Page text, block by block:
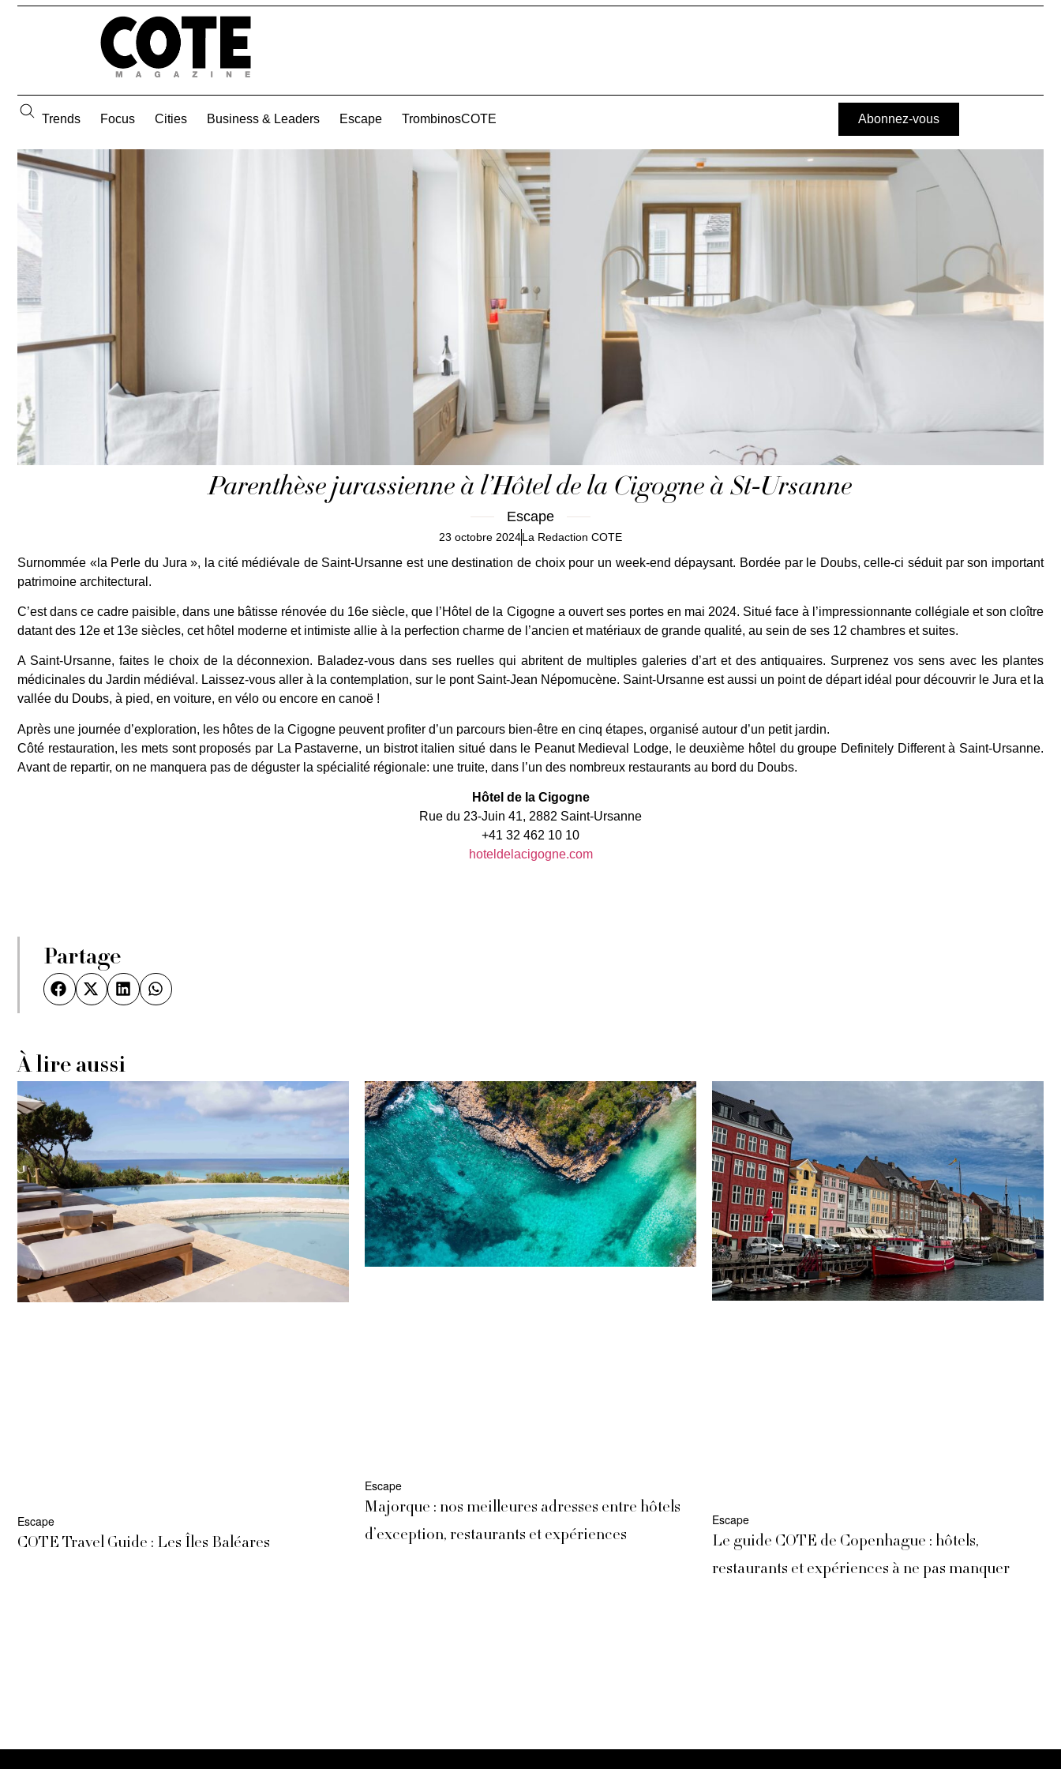
Trends Focus Cities Business & Leaders Escape TrombinosCOTE Abonnez-vous
Parenthèse jurassienne à l’Hôtel de la Cigogne à St-Ursanne
Escape
23 octobre 2024La Redaction COTE
Surnommée «la Perle du Jura », la cité médiévale de Saint-Ursanne est une destination de choix pour un week-end dépaysant. Bordée par le Doubs, celle-ci séduit par son important
patrimoine architectural.
C’est dans ce cadre paisible, dans une bâtisse rénovée du 16e siècle, que l’Hôtel de la Cigogne a ouvert ses portes en mai 2024. Situé face à l’impressionnante collégiale et son cloître
datant des 12e et 13e siècles, cet hôtel moderne et intimiste allie à la perfection charme de l’ancien et matériaux de grande qualité, au sein de ses 12 chambres et suites.
A Saint-Ursanne, faites le choix de la déconnexion. Baladez-vous dans ses ruelles qui abritent de multiples galeries d’art et des antiquaires. Surprenez vos sens avec les plantes
médicinales du Jardin médiéval. Laissez-vous aller à la contemplation, sur le pont Saint-Jean Népomucène. Saint-Ursanne est aussi un point de départ idéal pour découvrir le Jura et la
vallée du Doubs, à pied, en voiture, en vélo ou encore en canoë !
Après une journée d’exploration, les hôtes de la Cigogne peuvent profiter d’un parcours bien-être en cinq étapes, organisé autour d’un petit jardin.
Côté restauration, les mets sont proposés par La Pastaverne, un bistrot italien situé dans le Peanut Medieval Lodge, le deuxième hôtel du groupe Definitely Different à Saint-Ursanne.
Avant de repartir, on ne manquera pas de déguster la spécialité régionale: une truite, dans l’un des nombreux restaurants au bord du Doubs.
Hôtel de la Cigogne
Rue du 23-Juin 41, 2882 Saint-Ursanne
+41 32 462 10 10
hoteldelacigogne.com
Partage
À lire aussi
Escape
COTE Travel Guide : Les Îles Baléares
Escape
Majorque : nos meilleures adresses entre hôtels
d’exception, restaurants et expériences
Escape
Le guide COTE de Copenhague : hôtels,
restaurants et expériences à ne pas manquer